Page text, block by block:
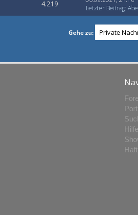
4.219
Letzter Beitrag:
Gehe zu:
Hilfe